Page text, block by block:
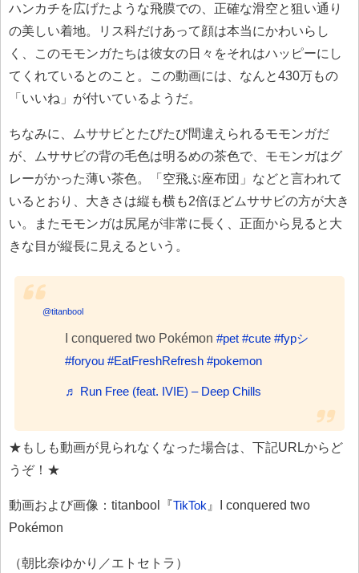
ハンカチを広げたような飛膜での、正確な滑空と狙い通り
の美しい着地。リス科だけあって顔は本当にかわいらし
く、このモモンガたちは彼女の日々をそれはハッピーにし
てくれているとのこと。この動画には、なんと430万もの
「いいね」が付いているようだ。
ちなみに、ムササビとたびたび間違えられるモモンガだ
が、ムササビの背の毛色は明るめの茶色で、モモンガはグ
レーがかった薄い茶色。「空飛ぶ座布団」などと言われて
いるとおり、大きさは縦も横も2倍ほどムササビの方が大き
い。またモモンガは尻尾が非常に長く、正面から見ると大
きな目が縦長に見えるという。
@titanbool
I conquered two Pokémon #pet #cute #fypシ
#foryou #EatFreshRefresh #pokemon
♬ Run Free (feat. IVIE) – Deep Chills
★もしも動画が見られなくなった場合は、下記URLからど
うぞ！★
動画および画像：titanbool『TikTok 』I conquered two
Pokémon
（朝比奈ゆかり／エトセトラ）